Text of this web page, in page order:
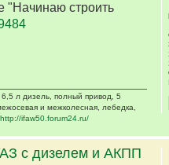
"Начинаю строить
л дизель, полный привод, 5
и межколесная, лебедка,
http://ifaw50.forum24.ru/
с дизелем и АКПП